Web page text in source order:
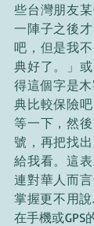
些台灣朋友
一陣子之後
吧，但是我
典好了。」
得這個字是
典比較保險
等一下，然
號，再把找
給我看。這
連對華人而
掌握更不用
在手機或GPS